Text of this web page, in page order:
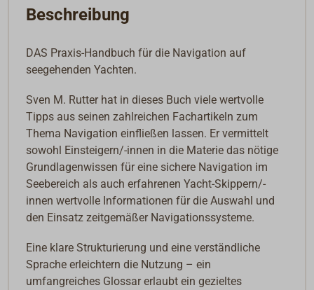
Beschreibung
DAS Praxis-Handbuch für die Navigation auf
seegehenden Yachten.
Sven M. Rutter hat in dieses Buch viele wertvolle
Tipps aus seinen zahlreichen Fachartikeln zum
Thema Navigation einfließen lassen. Er vermittelt
sowohl Einsteigern/-innen in die Materie das nötige
Grundlagenwissen für eine sichere Navigation im
Seebereich als auch erfahrenen Yacht-Skippern/-
innen wertvolle Informationen für die Auswahl und
den Einsatz zeitgemäßer Navigationssysteme.
Eine klare Strukturierung und eine verständliche
Sprache erleichtern die Nutzung – ein
umfangreiches Glossar erlaubt ein gezieltes